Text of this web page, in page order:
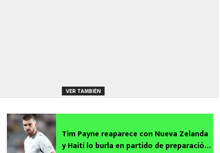
VER TAMBIÉN
Tim Payne reaparece con Nueva Zelanda
y Haití lo burla en partido de preparación